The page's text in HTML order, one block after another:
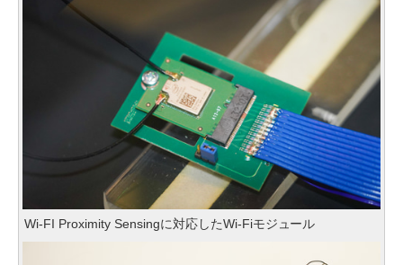
Wi-FI Proximity Sensingに対応したWi-Fiモジュール